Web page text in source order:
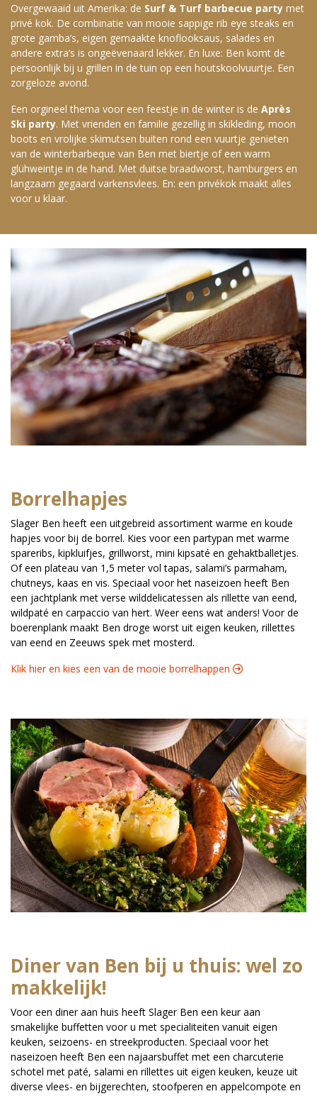
Overgewaaid uit Amerika: de Surf & Turf barbecue party met
privé kok. De combinatie van mooie sappige rib eye steaks en
grote gamba’s, eigen gemaakte knoflooksaus, salades en
andere extra’s is ongeëvenaard lekker. En luxe: Ben komt de
persoonlijk bij u grillen in de tuin op een houtskoolvuurtje. Een
zorgeloze avond.
Een orgineel thema voor een feestje in de winter is de Après
Ski party. Met vrienden en familie gezellig in skikleding, moon
boots en vrolijke skimutsen buiten rond een vuurtje genieten
van de winterbarbeque van Ben met biertje of een warm
glühweintje in de hand. Met duitse braadworst, hamburgers en
langzaam gegaard varkensvlees. En: een privékok maakt alles
voor u klaar.
Borrelhapjes
Slager Ben heeft een uitgebreid assortiment warme en koude
hapjes voor bij de borrel. Kies voor een partypan met warme
spareribs, kipkluifjes, grillworst, mini kipsaté en gehaktballetjes.
Of een plateau van 1,5 meter vol tapas, salami’s parmaham,
chutneys, kaas en vis. Speciaal voor het naseizoen heeft Ben
een jachtplank met verse wilddelicatessen als rillette van eend,
wildpaté en carpaccio van hert. Weer eens wat anders! Voor de
boerenplank maakt Ben droge worst uit eigen keuken, rillettes
van eend en Zeeuws spek met mosterd.
Klik hier en kies een van de mooie borrelhappen 
Diner van Ben bij u thuis: wel zo
makkelijk!
Voor een diner aan huis heeft Slager Ben een keur aan
smakelijke buffetten voor u met specialiteiten vanuit eigen
keuken, seizoens- en streekproducten. Speciaal voor het
naseizoen heeft Ben een najaarsbuffet met een charcuterie
schotel met paté, salami en rillettes uit eigen keuken, keuze uit
diverse vlees- en bijgerechten, stoofperen en appelcompote en